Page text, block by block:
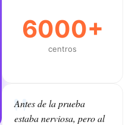
6000+
centros
Antes de la prueba
estaba nerviosa, pero al